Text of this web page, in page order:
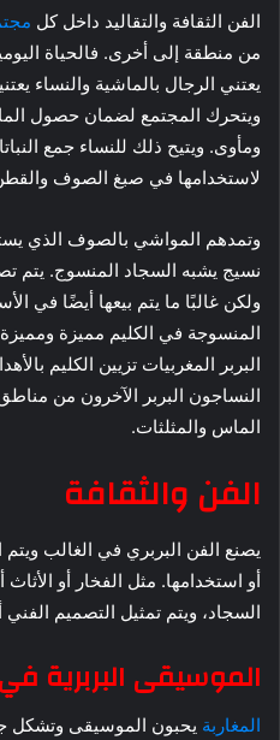
الفن الثقافة والتقاليد داخل كل
من منطقة إلى أخرى. فالحياة
يعتني الرجال بالماشية والنساء
ويتحرك المجتمع لضمان حصول
ومأوى. ويتيح ذلك للنساء جمع
لاستخدامها في صبغ الصوف
وتمدهم المواشي بالصوف الذي
نسيج يشبه السجاد المنسوج. يتم
ولكن غالبًا ما يتم بيعها أيضًا في
المنسوجة في الكليم مميزة
البربر المغربيات تزيين الكليم
النساجون البربر الآخرون من
الماس والمثلثات.
الفن والثقافة
يصنع الفن البربري في الغالب ويتم
أو استخدامها. مثل الفخار أو
السجاد، ويتم تمثيل التصميم
الموسيقى البربرية
المغاربة يحبون الموسيقى وتشكل